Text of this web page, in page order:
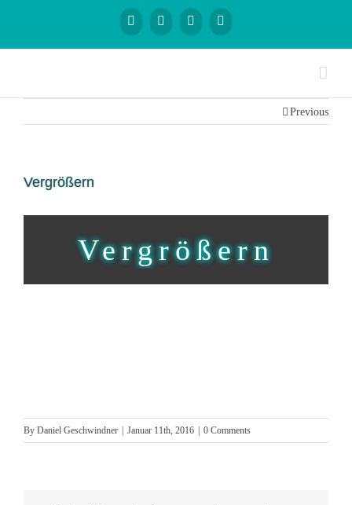
Previous
Vergrößern
Vergrößern
By Daniel Geschwindner Januar 11th, 2016 0 Comments